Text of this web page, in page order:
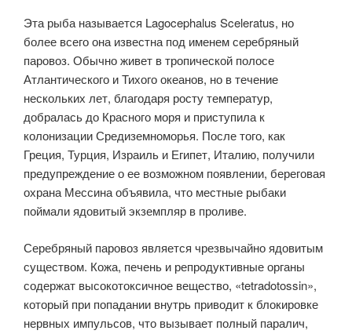
Эта рыба называется Lagocephalus Sceleratus, но
более всего она известна под именем серебряный
паровоз. Обычно живет в тропической полосе
Атлантического и Тихого океанов, но в течение
нескольких лет, благодаря росту температур,
добралась до Красного моря и приступила к
колонизации Средиземноморья. После того, как
Греция, Турция, Израиль и Египет, Италию, получили
предупреждение о ее возможном появлении, береговая
охрана Мессина объявила, что местные рыбаки
поймали ядовитый экземпляр в проливе.
Серебряный паровоз является чрезвычайно ядовитым
существом. Кожа, печень и репродуктивные органы
содержат высокотоксичное вещество, «tetradotossin»,
который при попадании внутрь приводит к блокировке
нервных импульсов, что вызывает полный паралич,